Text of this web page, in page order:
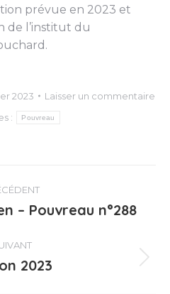
prévue en 2023 et
de l’institut du
2023
Laisser un commentaire
:
Pouvreau
Article
:
– Pouvreau n°288
Article
2023